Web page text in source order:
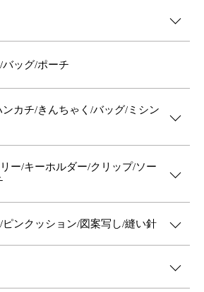
ッグ/ポーチ
カチ/きんちゃく/バッグ/ミシン
ー/キーホルダー/クリップ/ソー
ンクッション/図案写し/縫い針